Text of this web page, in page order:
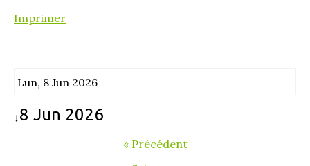
Imprimer
Lun, 8 Jun 2026
↓8 Jun 2026
« Précédent